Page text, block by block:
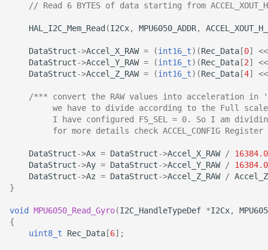
// Read 6 BYTES of data starting from
HAL_I2C_Mem_Read(I2Cx, MPU6050_ADDR,
DataStruct->Accel_X_RAW = (int16_t)(Rec_Data[0]
<<
DataStruct->Accel_Y_RAW = (int16_t)(Rec_Data[2]
<<
DataStruct->Accel_Z_RAW = (int16_t)(Rec_Data[4] <<
/*** convert the RAW values into acceleration in
we have to divide according to the Full
I have configured FS_SEL = 0. So I am
for more details check ACCEL_CONFIG Register
DataStruct->Ax = DataStruct->Accel_X_RAW /
16384.0
DataStruct->Ay = DataStruct->Accel_Y_RAW /
16384.0
DataStruct->Az = DataStruct->Accel_Z_RAW /
}
void MPU6050_Read_Gyro(I2C_HandleTypeDef *I2Cx,
{
uint8_t
Rec_Data[6];